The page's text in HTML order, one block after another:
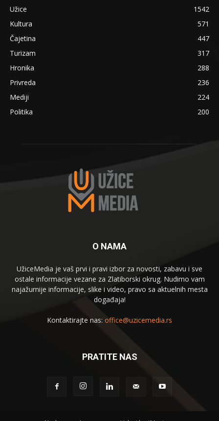
Užice
1542
Kultura
571
Čajetina
447
Turizam
317
Hronika
288
Privreda
236
Mediji
224
Politika
200
O NAMA
UžiceMedia je vaš prvi i pravi izbor za novosti, zabavu i sve
ostale informacije vezane za Zlatiborski okrug. Nudimo vam
najažurnije informacije, slike i video, pravo sa aktuelnih mesta
događaja!
Kontaktirajte nas: office@uzicemedia.rs
PRATITE NAS